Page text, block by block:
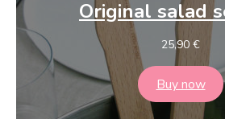
Original salad
25,90 €
Buy now